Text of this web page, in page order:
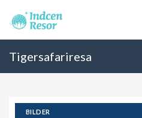
Tigersafariresa
BILDER